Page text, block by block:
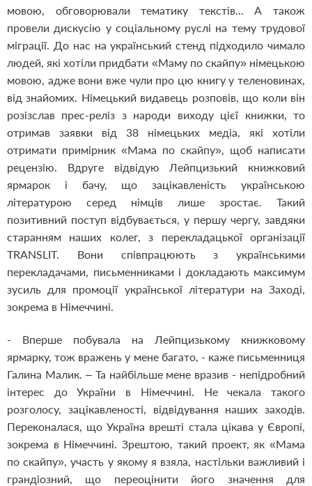
мовою, обговорювали тематику текстів... А також
провели дискусію у соціальному руслі на тему трудової
міграції. До нас на український стенд підходило чимало
людей, які хотіли придбати «Маму по скайпу» німецькою
мовою, адже вони вже чули про цю книгу у теленовинах,
від знайомих. Німецький видавець розповів, що коли він
розізслав прес-реліз з народи виходу цієї книжки, то
отримав заявки від 38 німецьких медіа, які хотіли
отримати примірник «Мама по скайпу», щоб написати
рецензію. Вдруге відвідую Лейпцизький книжковий
ярмарок і бачу, що зацікавленість українською
літературою серед німців лише зростає. Такий
позитивний поступ відбувається, у першу чергу, завдяки
старанням наших колег, з перекладацької організації
TRANSLIT. Вони співпрацюють з українськими
перекладачами, письменниками і докладають максимум
зусиль для промоції української літератури на Заході,
зокрема в Німеччині.
- Вперше побувала на Лейпцизькому книжковому
ярмарку, тож вражень у мене багато, - каже письменниця
Галина Малик. – Та найбільше мене вразив - непідробний
інтерес до України в Німеччині. Не чекала такого
розголосу, зацікавленості, відвідування наших заходів.
Переконалася, що Україна врешті стала цікава у Європі,
зокрема в Німеччині. Зрештою, такий проект, як «Мама
по скайпу», участь у якому я взяла, настільки важливий і
грандіозний, що переоцінити його значення для